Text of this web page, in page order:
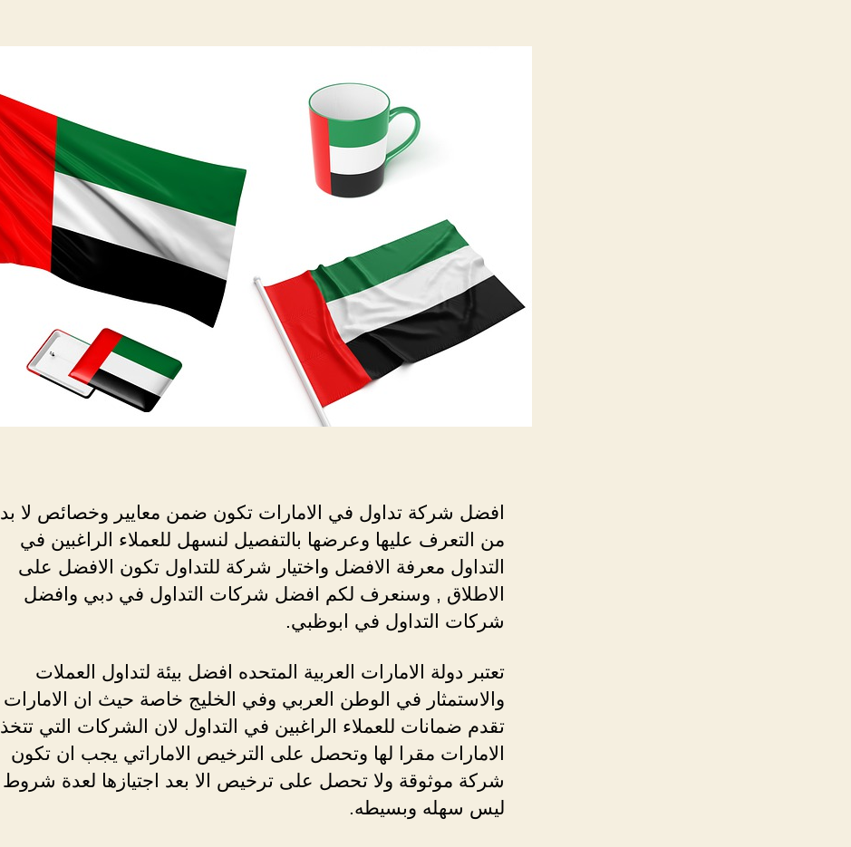
التداول
2022
افضل شركة تداول في الامارات تكون ضمن معايير وخصائص لا بد
من التعرف عليها وعرضها بالتفصيل لنسهل للعملاء الراغبين في
التداول معرفة الافضل واختيار شركة للتداول تكون الافضل على
الاطلاق , وسنعرف لكم افضل شركات التداول في دبي وافضل
شركات التداول في ابوظبي.
تعتبر دولة الامارات العربية المتحده افضل بيئة لتداول العملات
والاستمثار في الوطن العربي وفي الخليج خاصة حيث ان الامارات
تقدم ضمانات للعملاء الراغبين في التداول لان الشركات التي تتخذ
الامارات مقرا لها وتحصل على الترخيص الاماراتي يجب ان تكون
شركة موثوقة ولا تحصل على ترخيص الا بعد اجتيازها لعدة شروط
ليس سهله وبسيطه.